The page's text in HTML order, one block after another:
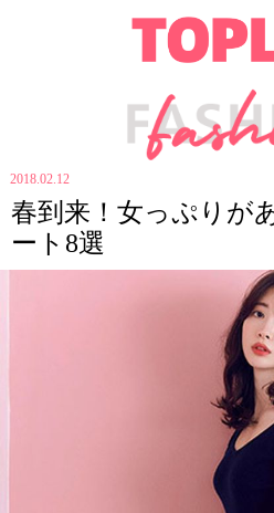
2018.02.12
春到来！女っぷりが
ート8選